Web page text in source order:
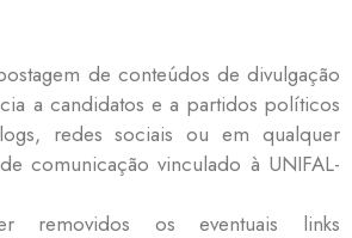
de conteúdos de divulgação
a candidatos e a partidos políticos
redes sociais ou em qualquer
comunicação vinculado à UNIFAL-
removidos os eventuais links